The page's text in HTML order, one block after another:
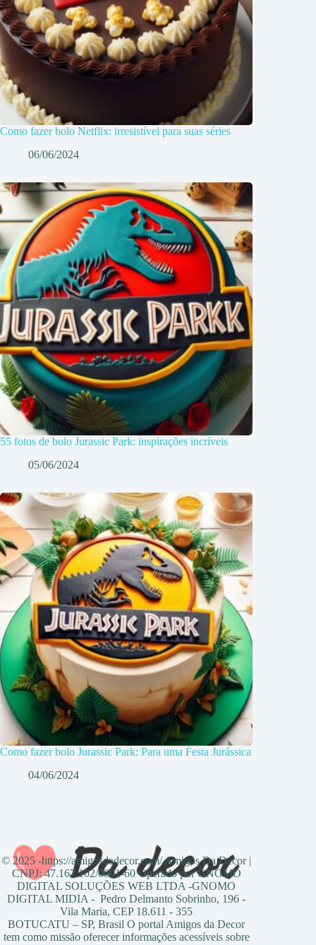
Como fazer bolo Netflix: irresistível para suas séries
06/06/2024
55 fotos de bolo Jurassic Park: inspirações incríveis
05/06/2024
Como fazer bolo Jurassic Park: Para uma Festa Jurássica
04/06/2024
© 2025 -https://amigosdadecor.com/ Amigos Da Decor |
CNPJ: 47.167.102/0001-60 Operado por GNOMO
DIGITAL SOLUÇÕES WEB LTDA -GNOMO
DIGITAL MIDIA - Pedro Delmanto Sobrinho, 196 -
Vila Maria, CEP 18.611 - 355
BOTUCATU – SP, Brasil O portal Amigos da Decor
tem como missão oferecer informações acessíveis sobre